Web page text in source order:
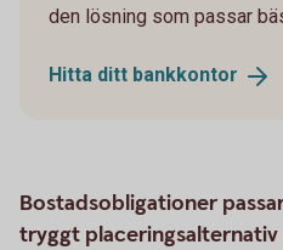
den lösning som passar
Hitta ditt bankkontor
Bostadsobligationer
tryggt placeringsalternativ